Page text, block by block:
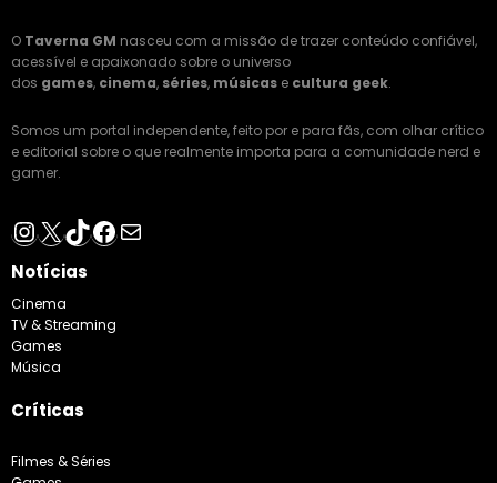
O Taverna GM nasceu com a missão de trazer conteúdo confiável,
acessível e apaixonado sobre o universo
dos games, cinema, séries, músicas e cultura geek.
Somos um portal independente, feito por e para fãs, com olhar crítico
e editorial sobre o que realmente importa para a comunidade nerd e
gamer.
Instagram
X TikTok
Facebook
E-mail
Notícias
Cinema
TV & Streaming
Games
Música
Críticas
Filmes & Séries